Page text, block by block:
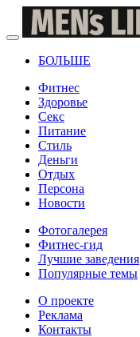
БОЛЬШЕ
Фитнес
Здоровье
Секс
Питание
Стиль
Деньги
Отдых
Персона
Новости
Фотогалерея
Фитнес-гид
Лучшие заведения
Популярные темы
О проекте
Реклама
Контакты